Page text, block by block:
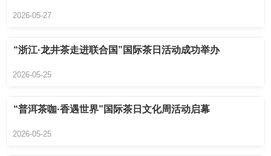
2026-05-27
“浙江·龙井茶走进联合国”国际茶日活动成功举办
2026-05-25
“普洱茶咖·香遇世界”国际茶日文化周活动启幕
2026-05-25